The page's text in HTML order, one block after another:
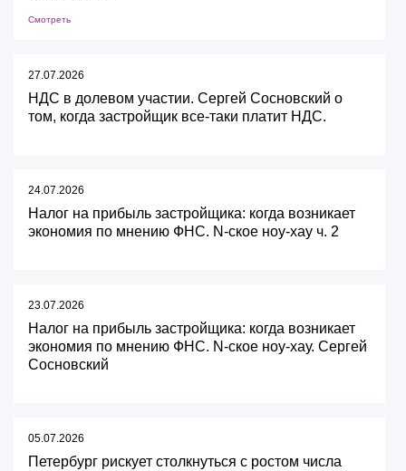
Смотреть
27.07.2026
НДС в долевом участии. Сергей Сосновский о
том, когда застройщик все-таки платит НДС.
24.07.2026
Налог на прибыль застройщика: когда возникает
экономия по мнению ФНС. N-ское ноу-хау ч. 2
23.07.2026
Налог на прибыль застройщика: когда возникает
экономия по мнению ФНС. N-ское ноу-хау. Сергей
Сосновский
05.07.2026
Петербург рискует столкнуться с ростом числа